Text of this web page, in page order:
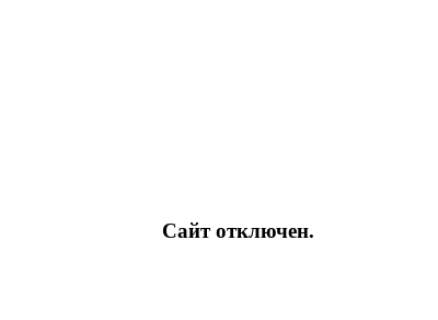
Сайт отключен.